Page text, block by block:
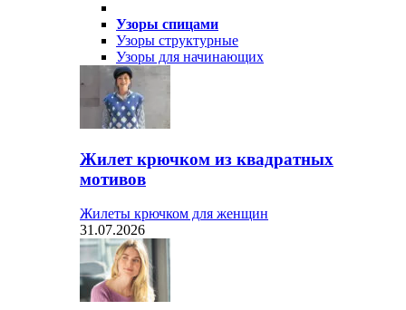
Узоры спицами
Узоры структурные
Узоры для начинающих
Жилет крючком из квадратных
мотивов
Жилеты крючком для женщин
31.07.2026